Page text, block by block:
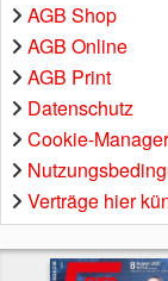
AGB Shop
AGB Online
AGB Print
Datenschutz
Cookie-Manager
Verträge hier